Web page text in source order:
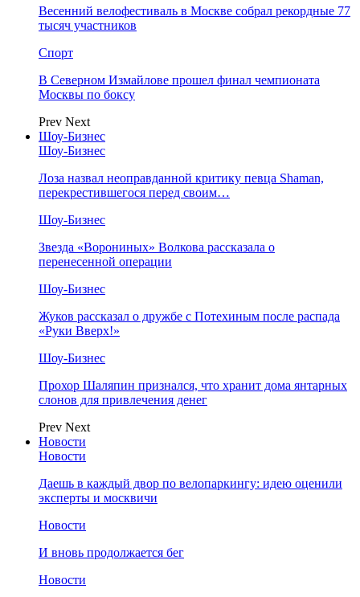
Весенний велофестиваль в Москве собрал рекордные 77
тысяч участников
Спорт
В Северном Измайлове прошел финал чемпионата
Москвы по боксу
Prev Next
Шоу-Бизнес
Шоу-Бизнес
Лоза назвал неоправданной критику певца Shaman,
перекрестившегося перед своим…
Шоу-Бизнес
Звезда «Ворониных» Волкова рассказала о
перенесенной операции
Шоу-Бизнес
Жуков рассказал о дружбе с Потехиным после распада
«Руки Вверх!»
Шоу-Бизнес
Прохор Шаляпин признался, что хранит дома янтарных
слонов для привлечения денег
Prev Next
Новости
Новости
Даешь в каждый двор по велопаркингу: идею оценили
эксперты и москвичи
Новости
И вновь продолжается бег
Новости